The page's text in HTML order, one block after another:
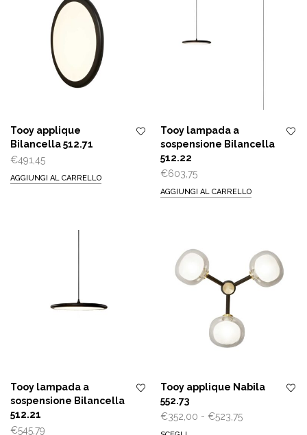
Tooy applique
Bilancella 512.71
€491,45
AGGIUNGI AL CARRELLO
Tooy lampada a
sospensione Bilancella
512.22
€603,75
AGGIUNGI AL CARRELLO
Tooy lampada a
sospensione Bilancella
512.21
€545,79
Tooy applique Nabila
552.73
€352,00 - €523,75Fascia